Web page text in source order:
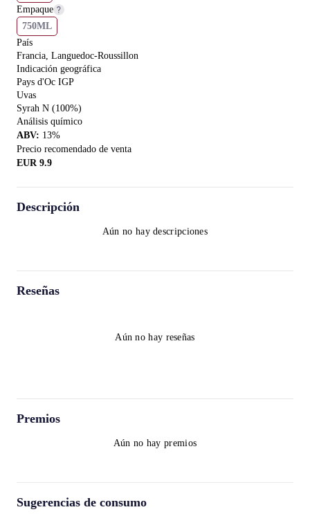
Empaque
750ML
País
Francia, Languedoc-Roussillon
Indicación geográfica
Pays d'Oc IGP
Uvas
Syrah N (100%)
Análisis químico
ABV: 13%
Precio recomendado de venta
EUR 9.9
Descripción
Aún no hay descripciones
Reseñas
Aún no hay reseñas
Premios
Aún no hay premios
Sugerencias de consumo